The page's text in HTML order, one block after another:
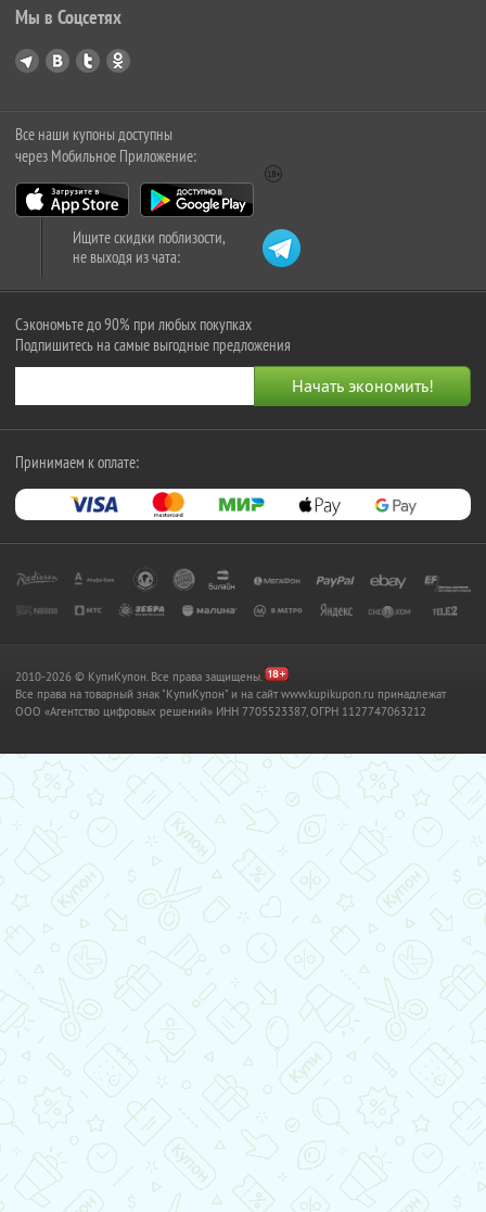
Мы в Соцсетях
Все наши купоны доступны
через Мобильное Приложение:
Ищите скидки поблизости,
не выходя из чата:
Сэкономьте до 90% при любых покупках
Подпишитесь на самые выгодные предложения
Принимаем к оплате:
2010-2026 © КупиКупон. Все права защищены.
Все права на товарный знак "КупиКупон" и на сайт www.kupikupon.ru принадлежат
OOO «Агентство цифровых решений» ИНН 7705523387, ОГРН 1127747063212